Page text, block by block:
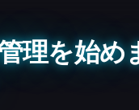
理を始め